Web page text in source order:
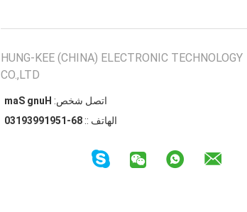
HUNG-KEE (CHINA) ELECTRONIC TECHNOLOGY
CO.,LTD
اتصل شخص: Hung Sam
الهاتف :: 86-15919939130